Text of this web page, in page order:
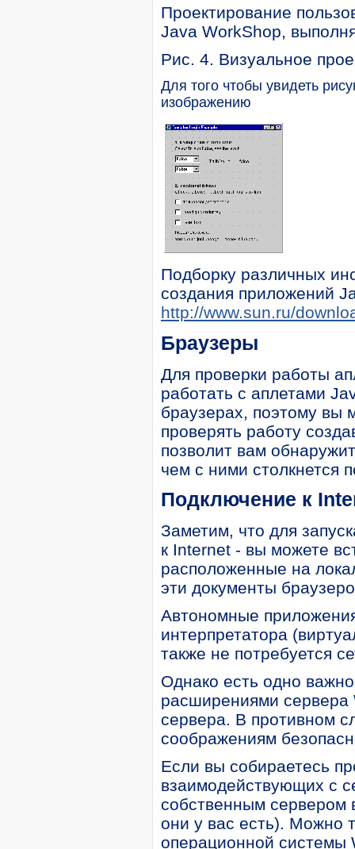
Проектирование
Java WorkShop,
Рис. 4. Визуальное
Для того чтобы увидеть
изображению
Подборку различных
создания приложений
http://www.sun.ru/
Браузеры
Для проверки работы
работать с аплетами
браузерах, поэтому вы
проверять работу
позволит вам
чем с ними столкнется
Подключение к
Заметим, что для
к Internet - вы можете
расположенные на
эти документы
Автономные
интерпретатора
также не потребуется
Однако есть одно
расширениями сервера
сервера. В противном
соображениям
Если вы собираетесь
взаимодействующих с
собственным сервером
они у вас есть). Можно
операционной системы